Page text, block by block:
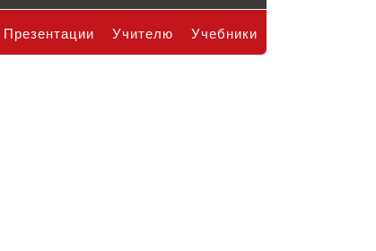
Учебники
Учителю
Презентации